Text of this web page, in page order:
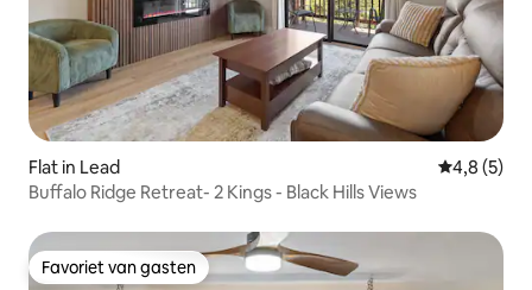
Flat in Lead
4,8 (5)
Buffalo Ridge Retreat- 2 Kings - Black Hills Views
Favoriet van gasten
Favoriet van gasten